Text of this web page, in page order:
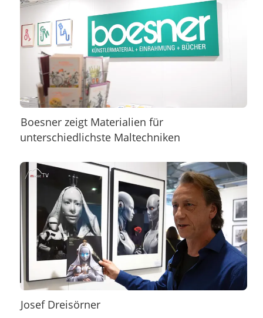
Boesner zeigt Materialien für
unterschiedlichste Maltechniken
Josef Dreisörner